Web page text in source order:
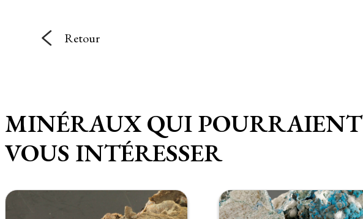
Retour
MINÉRAUX QUI POURRAIENT
VOUS INTÉRESSER